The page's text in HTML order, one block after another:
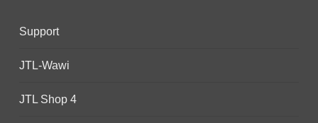
Support
JTL-Wawi
JTL Shop 4